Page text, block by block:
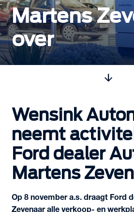
Martens
over
arrow_downward
Wensink
neemt
Ford dealer
Martens
Op 8 november a.s. draagt Ford
Zevenaar alle verkoop- en